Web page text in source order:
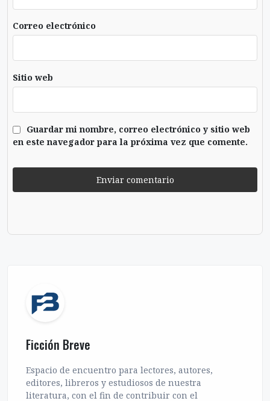
Correo electrónico
Sitio web
Guardar mi nombre, correo electrónico y sitio web
en este navegador para la próxima vez que comente.
Ficción Breve
Espacio de encuentro para lectores, autores,
editores, libreros y estudiosos de nuestra
literatura, con el fin de contribuir con el